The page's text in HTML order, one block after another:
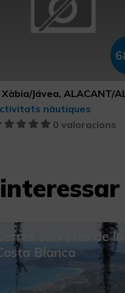
Xàbia/Jávea, ALACANT/
nàutiques
0 valoracions
Serres secretes de la
Blanca